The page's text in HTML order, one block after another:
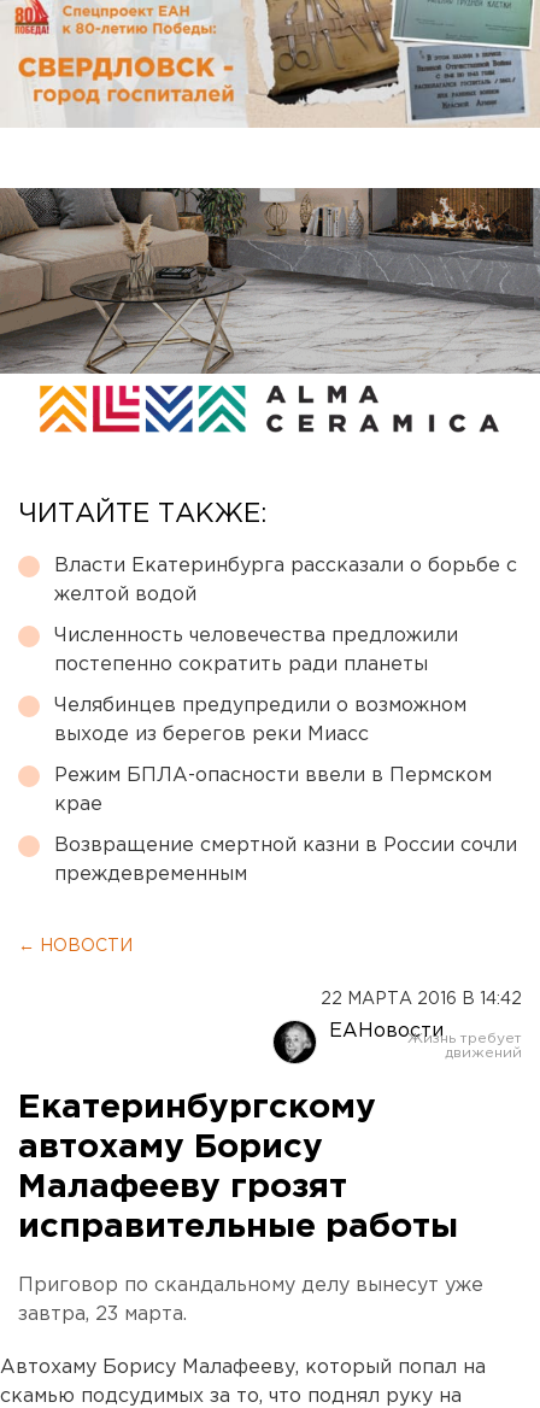
ЧИТАЙТЕ ТАКЖЕ:
Власти Екатеринбурга рассказали о борьбе с
желтой водой
Численность человечества предложили
постепенно сократить ради планеты
Челябинцев предупредили о возможном
выходе из берегов реки Миасс
Режим БПЛА-опасности ввели в Пермском
крае
Возвращение смертной казни в России сочли
преждевременным
← НОВОСТИ
22 МАРТА 2016 В 14:42
ЕАНовости
Екатеринбургскому
автохаму Борису
Малафееву грозят
исправительные работы
Приговор по скандальному делу вынесут уже
завтра, 23 марта.
Автохаму Борису Малафееву, который попал на
скамью подсудимых за то, что поднял руку на